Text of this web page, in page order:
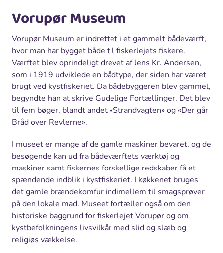
Vorupør Museum
Vorupør Museum er indrettet i et gammelt bådeværft,
hvor man har bygget både til fiskerlejets fiskere.
Værftet blev oprindeligt drevet af Jens Kr. Andersen,
som i 1919 udviklede en bådtype, der siden har været
brugt ved kystfiskeriet. Da bådebyggeren blev gammel,
begyndte han at skrive Gudelige Fortællinger. Det blev
til fem bøger, blandt andet «Strandvagten» og «Der går
Bråd over Revlerne».
I museet er mange af de gamle maskiner bevaret, og de
besøgende kan ud fra bådeværftets værktøj og
maskiner samt fiskernes forskellige redskaber få et
spændende indblik i kystfiskeriet. I køkkenet bruges
det gamle brændekomfur indimellem til smagsprøver
på den lokale mad. Museet fortæller også om den
historiske baggrund for fiskerlejet Vorupør og om
kystbefolkningens livsvilkår med slid og slæb og
religiøs vækkelse.